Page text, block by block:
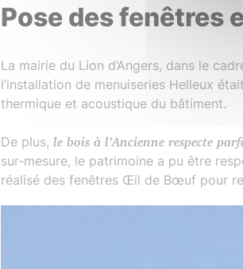
Pose des fenêtres
La mairie du Lion d’Angers, dans le
l’installation de menuiseries Helleux
thermique et acoustique du bâtiment.
De plus, le bois à l’Ancienne respecte
sur-mesure, le patrimoine a pu être
réalisé des fenêtres Œil de Bœuf pour